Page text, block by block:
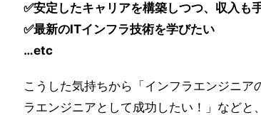
✅安定したキャリアを構築しつつ、収入も
✅最新のITインフラ技術を学びたい
…etc
こうした気持ちから「インフラエンジニ
ラエンジニアとして成功したい！」などと